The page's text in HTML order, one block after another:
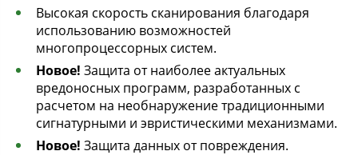
Высокая скорость сканирования благодаря
использованию возможностей
многопроцессорных систем.
Новое! Защита от наиболее актуальных
вредоносных программ, разработанных с
расчетом на необнаружение традиционными
сигнатурными и эвристическими механизмами.
Новое! Защита данных от повреждения.